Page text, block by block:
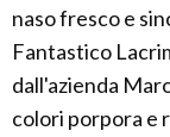
naso fresco e
Fantastico
dall'azienda
colori porpora e